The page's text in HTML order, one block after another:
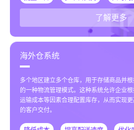
了解更多
海外仓系统
多个地区建立多个仓库，用于存储商品并
的一种物流管理模式。这种系统允许企业根
运输成本等因素合理配置库存，从而实现
的客户交付。